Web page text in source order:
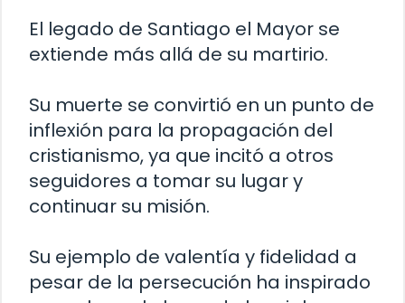
El legado de Santiago el Mayor se
extiende más allá de su martirio.
Su muerte se convirtió en un punto de
inflexión para la propagación del
cristianismo, ya que incitó a otros
seguidores a tomar su lugar y
continuar su misión.
Su ejemplo de valentía y fidelidad a
pesar de la persecución ha inspirado